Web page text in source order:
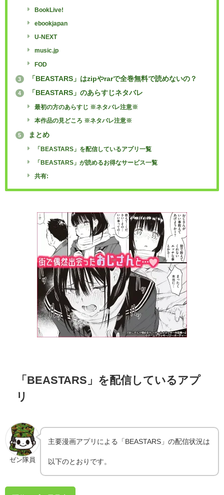
BookLive!
ebookjapan
U-NEXT
music.jp
FOD
3 「BEASTARS」はzipやrarで全巻無料で読めないの？
4 「BEASTARS」のあらすじネタバレ
最初の方のあらすじ ※ネタバレ注意※
本作品の見どころ ※ネタバレ注意※
5 まとめ
「BEASTARS」を配信しているアプリ一覧
「BEASTARS」が読めるお得なサービス一覧
共有:
「BEASTARS」を配信しているアプ
リ
ゼン隊員
主要漫画アプリによる「BEASTARS」の配信状況は
以下のとおりです。